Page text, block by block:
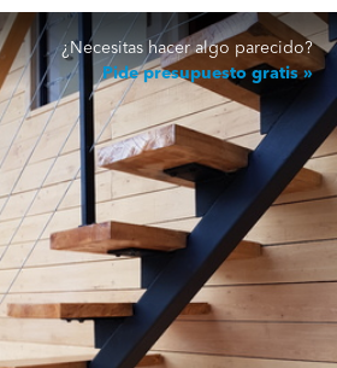
¿Necesitas hacer algo parecido?
Pide presupuesto gratis